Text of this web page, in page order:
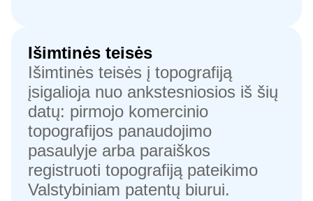
Išimtinės teisės
Išimtinės teisės į topografiją
įsigalioja nuo ankstesniosios iš šių
datų: pirmojo komercinio
topografijos panaudojimo
pasaulyje arba paraiškos
registruoti topografiją pateikimo
Valstybiniam patentų biurui.